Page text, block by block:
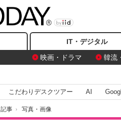
IT・デジタル
映画・ドラマ
韓流
こだわりデスクツアー AI
記事 › 写真・画像